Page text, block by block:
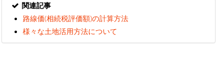
関連記事
路線価(相続税評価額)の計算方法
様々な土地活用方法について